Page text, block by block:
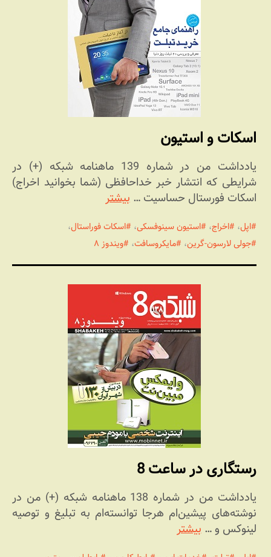
اسکات و استیون
یادداشت من در شماره 139 ماهنامه شبکه (+) در
شرایطی که انتشار خبر خداحافظی (شما بخوانید اخراج)
اسکات فورستال حساسیت …بیشتر
اپل، اخراج، استیون سینوفسکی، اسکات فوراستال،
جولی لارسون-گرین، مایکروسافت، ویندوز ۸
رستگاری در ساعت 8
یادداشت من در شماره 138 ماهنامه شبکه (+) من در
نوشته‌های پیشین‌ام هرجا توانسته‌ام به تبلیغ و توصیه
لینوکس و …بیشتر